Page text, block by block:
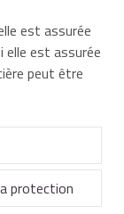
est assurée
elle est assurée
peut être
tutelle
protection